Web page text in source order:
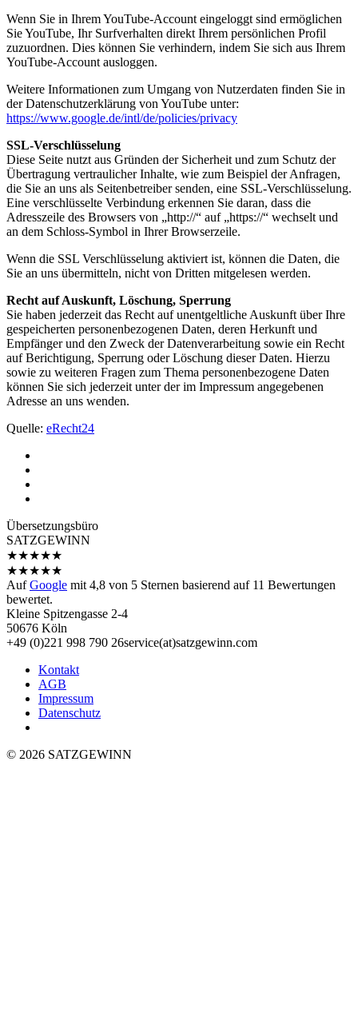
Wenn Sie in Ihrem YouTube-Account eingeloggt sind ermöglichen
Sie YouTube, Ihr Surfverhalten direkt Ihrem persönlichen Profil
zuzuordnen. Dies können Sie verhindern, indem Sie sich aus Ihrem
YouTube-Account ausloggen.
Weitere Informationen zum Umgang von Nutzerdaten finden Sie in
der Datenschutzerklärung von YouTube unter:
https://www.google.de/intl/de/policies/privacy
SSL-Verschlüsselung
Diese Seite nutzt aus Gründen der Sicherheit und zum Schutz der
Übertragung vertraulicher Inhalte, wie zum Beispiel der Anfragen,
die Sie an uns als Seitenbetreiber senden, eine SSL-Verschlüsselung.
Eine verschlüsselte Verbindung erkennen Sie daran, dass die
Adresszeile des Browsers von „http://“ auf „https://“ wechselt und
an dem Schloss-Symbol in Ihrer Browserzeile.
Wenn die SSL Verschlüsselung aktiviert ist, können die Daten, die
Sie an uns übermitteln, nicht von Dritten mitgelesen werden.
Recht auf Auskunft, Löschung, Sperrung
Sie haben jederzeit das Recht auf unentgeltliche Auskunft über Ihre
gespeicherten personenbezogenen Daten, deren Herkunft und
Empfänger und den Zweck der Datenverarbeitung sowie ein Recht
auf Berichtigung, Sperrung oder Löschung dieser Daten. Hierzu
sowie zu weiteren Fragen zum Thema personenbezogene Daten
können Sie sich jederzeit unter der im Impressum angegebenen
Adresse an uns wenden.
Quelle: eRecht24
Übersetzungs­büro
SATZGEWINN
★★★★★
★★★★★
AufGoogle mit 4,8 von 5 Sternen basierend auf 11 Bewertungen
bewertet.
Kleine Spitzengasse 2-4
50676 Köln
+49 (0)221 998 790 26service(at)satz­gewinn.com
Kontakt
AGB
Impressum
Datenschutz
© 2026 SATZGEWINN